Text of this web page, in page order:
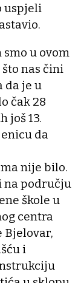
uspjeli
u ovom
nas čini
da je u
čak 28
još 13.
da
nije bilo.
na području
škole u
centra
Bjelovar,
i